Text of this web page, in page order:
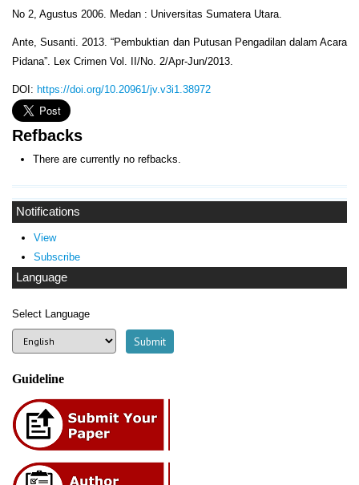
Notifications
View
Subscribe
Language
Select Language
Guideline
No 2, Agustus 2006. Medan : Universitas Sumatera Utara.
Ante, Susanti. 2013. “Pembuktian dan Putusan Pengadilan dalam Acara
Pidana”. Lex Crimen Vol. II/No. 2/Apr-Jun/2013.
DOI: https://doi.org/10.20961/jv.v3i1.38972
Refbacks
There are currently no refbacks.